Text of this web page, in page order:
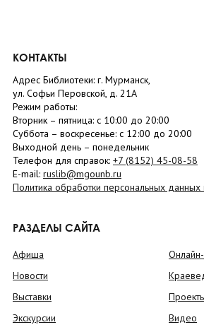
КОНТАКТЫ
Адрес Библиотеки: г. Мурманск,
ул. Софьи Перовской, д. 21А
Режим работы:
Вторник – пятница: с 10:00 до 20:00
Суббота – воскресенье: c 12:00 до 20:00
Выходной день – понедельник
Телефон для справок: +7 (8152) 45-08-58
E-mail: ruslib@mgounb.ru
Политика обработки персональных
РАЗДЕЛЫ САЙТА
Афиша
Новости
Выставки
Экскурсии
Онлайн-
Видео